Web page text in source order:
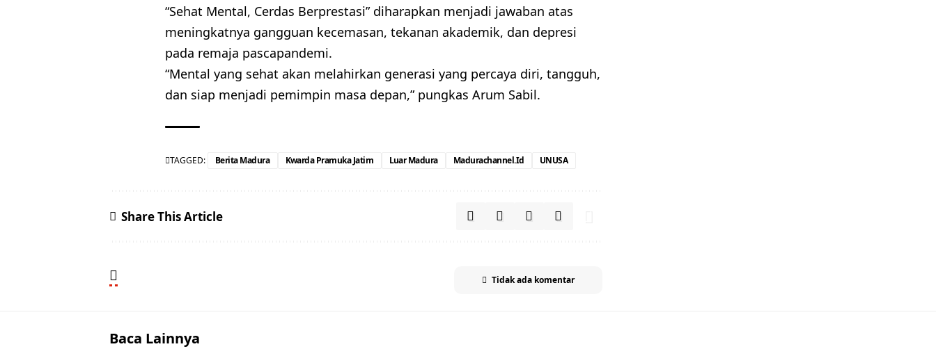
“Sehat Mental, Cerdas Berprestasi” diharapkan menjadi jawaban atas
meningkatnya gangguan kecemasan, tekanan akademik, dan depresi
pada remaja pascapandemi.
“Mental yang sehat akan melahirkan generasi yang percaya diri, tangguh,
dan siap menjadi pemimpin masa depan,” pungkas Arum Sabil.
TAGGED: Berita Madura Kwarda Pramuka Jatim Luar Madura Madurachannel.id UNUSA
Share This Article
Tidak ada komentar
Baca Lainnya